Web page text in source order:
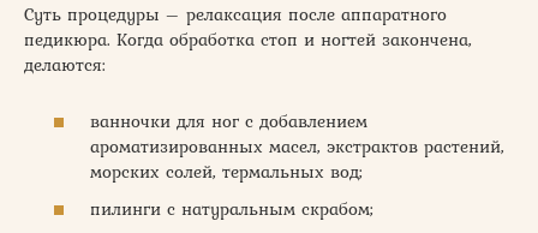
Суть процедуры – релаксация после аппаратного
педикюра. Когда обработка стоп и ногтей закончена,
делаются:
ванночки для ног с добавлением
ароматизированных масел, экстрактов растений,
морских солей, термальных вод;
пилинги с натуральным скрабом;